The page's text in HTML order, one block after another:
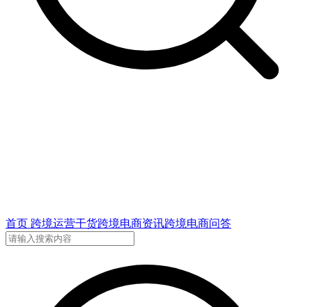
首页 跨境运营干货跨境电商资讯跨境电商问答